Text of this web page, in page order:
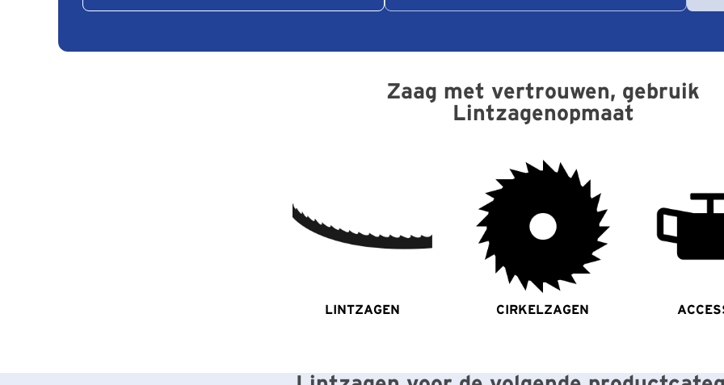
Zaag met vertrouwen, gebruik
Lintzagenopmaat
LINTZAGEN CIRKELZAGEN